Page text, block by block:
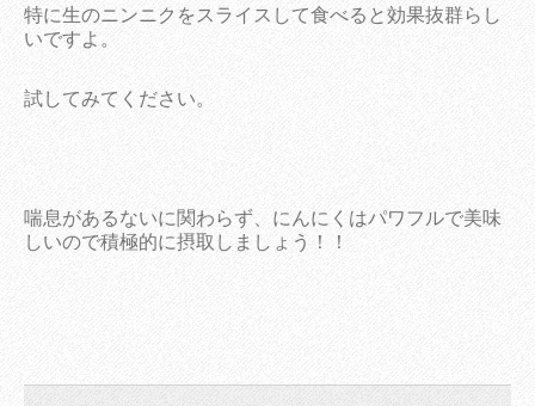
特に生のニンニクをスライスして食べると効果抜群らし
いですよ。
試してみてください。
喘息があるないに関わらず、にんにくはパワフルで美味
しいので積極的に摂取しましょう！！